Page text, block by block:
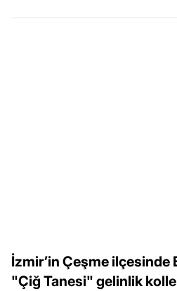
İzmir’in Çeşme ilçesinde
"Çiğ Tanesi" gelinlik